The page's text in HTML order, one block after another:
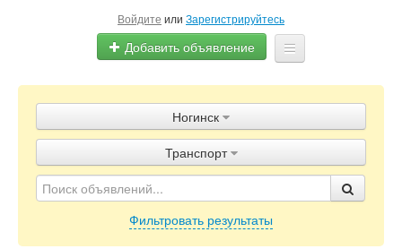
Войдите или Зарегистрируйтесь
Добавить объявление
Объявления
Блог
Ногинск
Транспорт
Фильтровать результаты